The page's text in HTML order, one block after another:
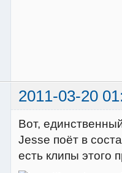
2011-03-20
Вот,
Jesse поёт в
есть клипы этого